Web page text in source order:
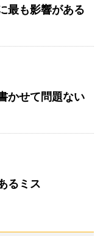
最も影響がある
かせて問題ない
るミス